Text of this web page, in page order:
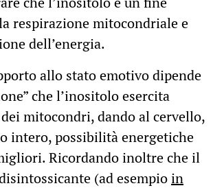
respirazione mitocondriale e
dell’energia.
allo stato emotivo dipende
che l’inositolo esercita
mitocondri, dando al cervello,
intero, possibilità energetiche
Ricordando inoltre che il
(ad esempioin